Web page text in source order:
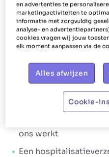
Het Poetsbureau gaat
medewerkers. Dit
waarop we jou als
bijstaan. Het doel
Daarom geeft Het
extralegale
Brutoloon tussen
ons werkt
Een
en advertenties te
marketingactiviteiten te
informatie met zorgvuldig
analyse- en
cookies vragen wij jouw
elk moment aanpassen via de
Alles afwijzen
Cookie-